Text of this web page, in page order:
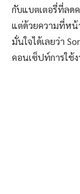
กับแบตเตอรี่ที่ลด
แต่ด้วยความที่หน้
มั่นใจได้เลยว่า
คอนเซ็ปท์การใช้